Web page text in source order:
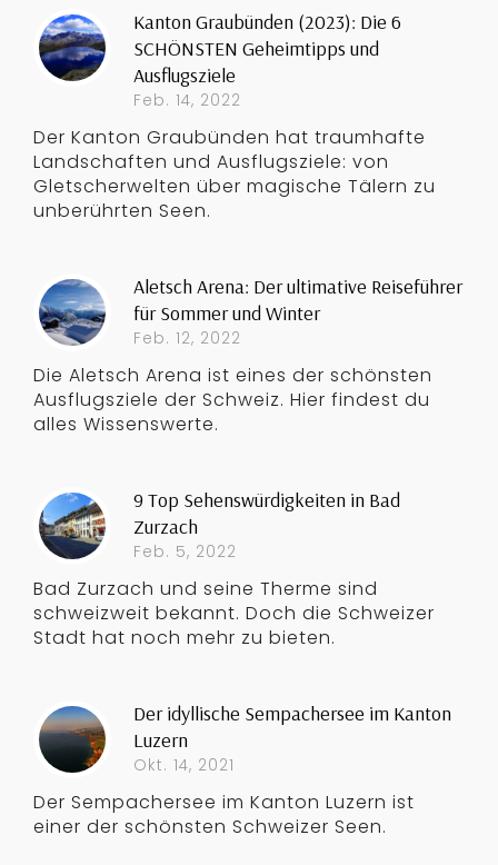
Kanton Graubünden (2023): Die 6
SCHÖNSTEN Geheimtipps und
Ausflugsziele
Feb. 14, 2022
Der Kanton Graubünden hat traumhafte
Landschaften und Ausflugsziele: von
Gletscherwelten über magische Tälern zu
unberührten Seen.
Aletsch Arena: Der ultimative Reiseführer
für Sommer und Winter
Feb. 12, 2022
Die Aletsch Arena ist eines der schönsten
Ausflugsziele der Schweiz. Hier findest du
alles Wissenswerte.
9 Top Sehenswürdigkeiten in Bad
Zurzach
Feb. 5, 2022
Bad Zurzach und seine Therme sind
schweizweit bekannt. Doch die Schweizer
Stadt hat noch mehr zu bieten.
Der idyllische Sempachersee im Kanton
Luzern
Okt. 14, 2021
Der Sempachersee im Kanton Luzern ist
einer der schönsten Schweizer Seen.